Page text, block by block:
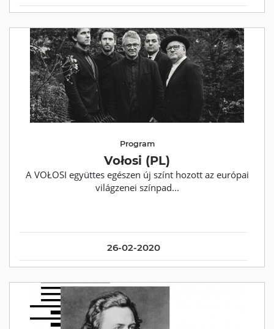
26-02-2020
Program
Vołosi (PL)
A VOŁOSI együttes egészen új színt hozott az európai
világzenei színpad...